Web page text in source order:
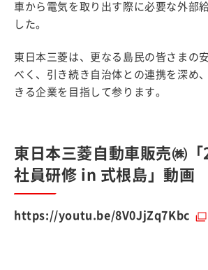
車から電気を取り出す際に必要な外部
した。
東日本三菱は、更なる島民の皆さまの
べく、引き続き自治体との連携を深め
きる企業を目指して参ります。
東日本三菱自動車販売㈱「
社員研修 in 式根島」動画
https://youtu.be/8V0JjZq7Kbc